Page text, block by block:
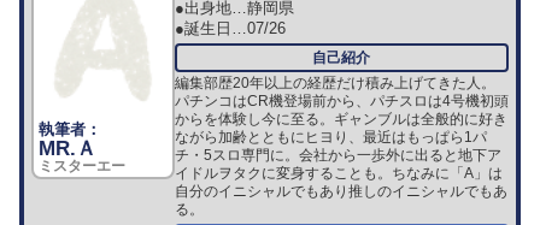
MR.Ａ
ミスターエー
●出身地…静岡県
●誕生日…07/26
編集部歴20年以上の経歴だけ積み上げてきた人。
パチンコはCR機登場前から、パチスロは4号機初頭
からを体験し今に至る。ギャンブルは全般的に好き
ながら加齢とともにヒヨり、最近はもっぱら1パ
チ・5スロ専門に。会社から一歩外に出ると地下ア
イドルヲタクに変身することも。ちなみに「A」は
自分のイニシャルでもあり推しのイニシャルでもあ
る。